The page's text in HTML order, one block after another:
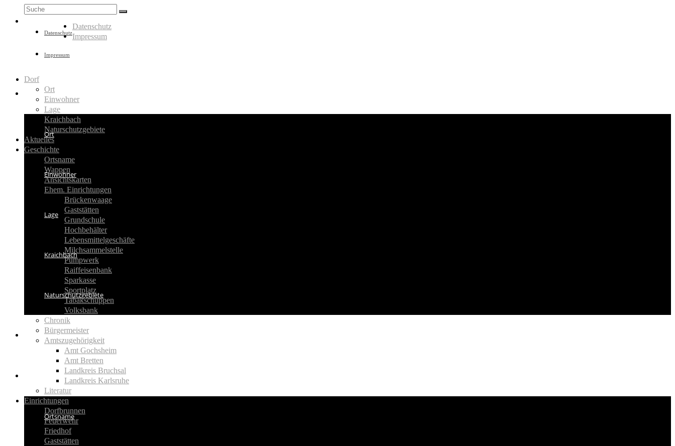
Suche
Datenschutz
Impressum
Datenschutz
Impressum
Dorf
Ort
Einwohner
Lage
Kraichbach
Naturschutzgebiete
Aktuelles
Geschichte
Ortsname
Dorf
Ort
Einwohner
Lage
Kraichbach
Naturschutzgebiete
Aktuelles
Geschichte
Ortsname
Wappen
Ansichtskarten
Ehem. Einrichtungen
Brückenwaage
Gaststätten
Grundschule
Hochbehälter
Lebensmittelgeschäfte
Milchsammelstelle
Pumpwerk
Raiffeisenbank
Sparkasse
Sportplatz
Tabakschuppen
Volksbank
Chronik
Bürgermeister
Amtszugehörigkeit
Amt Gochsheim
Amt Bretten
Landkreis Bruchsal
Landkreis Karlsruhe
Literatur
Einrichtungen
Dorfbrunnen
Feuerwehr
Friedhof
Gaststätten